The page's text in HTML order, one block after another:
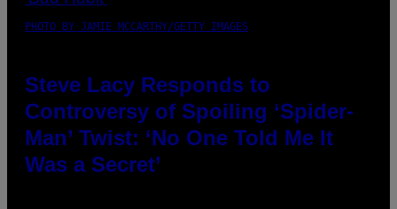
PHOTO BY JAMIE MCCARTHY/GETTY IMAGES
Steve Lacy Responds to
Controversy of Spoiling ‘Spider-
Man’ Twist: ‘No One Told Me It
Was a Secret’